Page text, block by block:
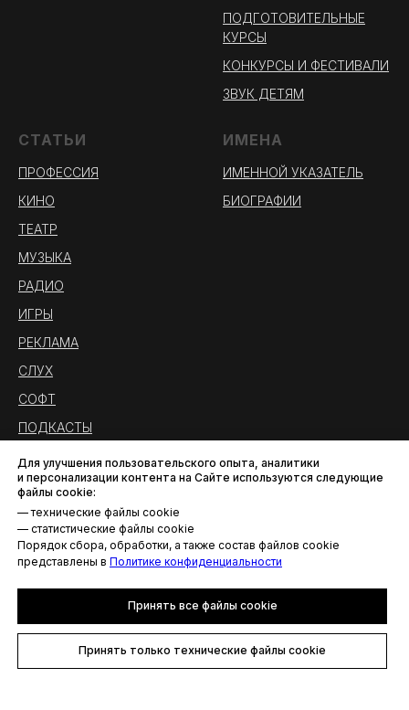
Для улучшения пользовательского опыта, аналитики
и персонализации контента на Сайте используются следующие
файлы cookie:
— технические файлы cookie
— статистические файлы cookie
Порядок сбора, обработки, а также состав файлов cookie
представлены в Политике конфиденциальности
Принять все файлы cookie
Принять только технические файлы cookie
ПОДГОТОВИТЕЛЬНЫЕ
КУРСЫ
КОНКУРСЫ И ФЕСТИВАЛИ
ЗВУК ДЕТЯМ
СТАТЬИ
ПРОФЕССИЯ
КИНО
ТЕАТР
МУЗЫКА
РАДИО
ИГРЫ
РЕКЛАМА
СЛУХ
СОФТ
ПОДКАСТЫ
ИМЕНА
ИМЕННОЙ УКАЗАТЕЛЬ
БИОГРАФИИ
Политика конфиденциальности
© AROUND THE SOUND. Все права защищены.